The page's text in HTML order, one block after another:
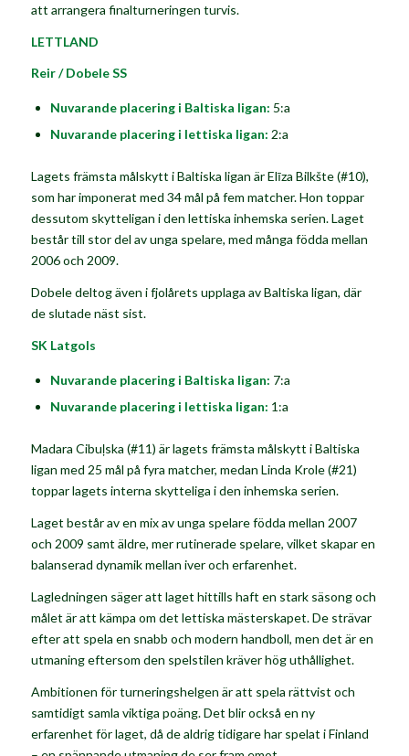
att arrangera finalturneringen turvis.
LETTLAND
Reir / Dobele SS
Nuvarande placering i Baltiska ligan: 5:a
Nuvarande placering i lettiska ligan: 2:a
Lagets främsta målskytt i Baltiska ligan ärElīza Bilkšte(#10),
som har imponerat med 34 mål på fem matcher. Hon toppar
dessutom skytteligan i den lettiska inhemska serien. Laget
består till stor del av unga spelare, med många födda mellan
2006 och 2009.
Dobele deltog även i fjolårets upplaga av Baltiska ligan, där
de slutade näst sist.
SK Latgols
Nuvarande placering i Baltiska ligan: 7:a
Nuvarande placering i lettiska ligan: 1:a
Madara Cibuļska (#11) är lagets främsta målskytt i Baltiska
ligan med 25 mål på fyra matcher, medan Linda Krole(#21)
toppar lagets interna skytteliga i den inhemska serien.
Laget består av en mix av unga spelare födda mellan 2007
och 2009 samt äldre, mer rutinerade spelare, vilket skapar en
balanserad dynamik mellan iver och erfarenhet.
Lagledningen säger att laget hittills haft en stark säsong och
målet är att kämpa om det lettiska mästerskapet. De strävar
efter att spela en snabb och modern handboll, men det är en
utmaning eftersom den spelstilen kräver hög uthållighet.
Ambitionen för turneringshelgen är att spela rättvist och
samtidigt samla viktiga poäng. Det blir också en ny
erfarenhet för laget, då de aldrig tidigare har spelat i Finland